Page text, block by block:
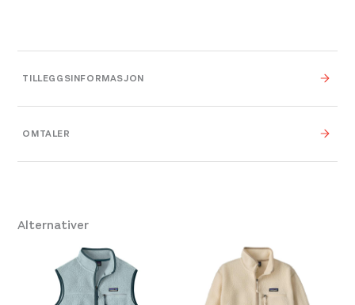
TILLEGGSINFORMASJON
Leverandør Patagonia
OMTALER
Alternativer